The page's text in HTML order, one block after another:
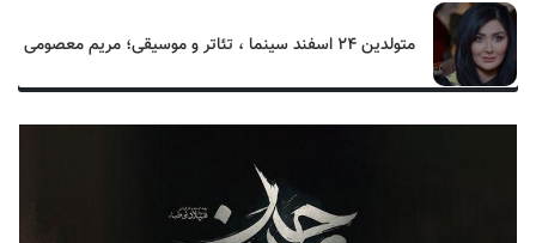
متولدین ۲۴ اسفند سینما ، تئاتر و موسیقی؛ مریم معصومی